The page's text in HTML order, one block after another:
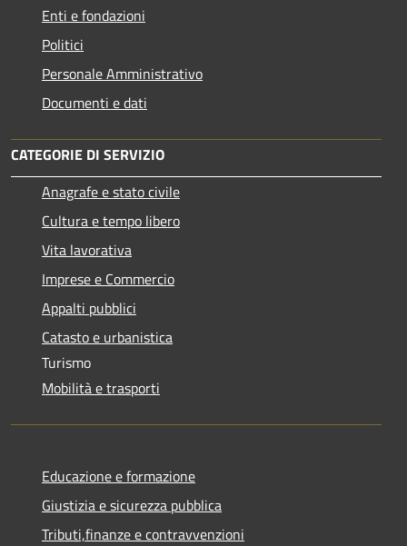
Enti e fondazioni
Politici
Personale Amministrativo
Documenti e dati
CATEGORIE DI SERVIZIO
Anagrafe e stato civile
Cultura e tempo libero
Vita lavorativa
Imprese e Commercio
Appalti pubblici
Catasto e urbanistica
Turismo
Mobilità e trasporti
Educazione e formazione
Giustizia e sicurezza pubblica
Tributi,finanze e contravvenzioni